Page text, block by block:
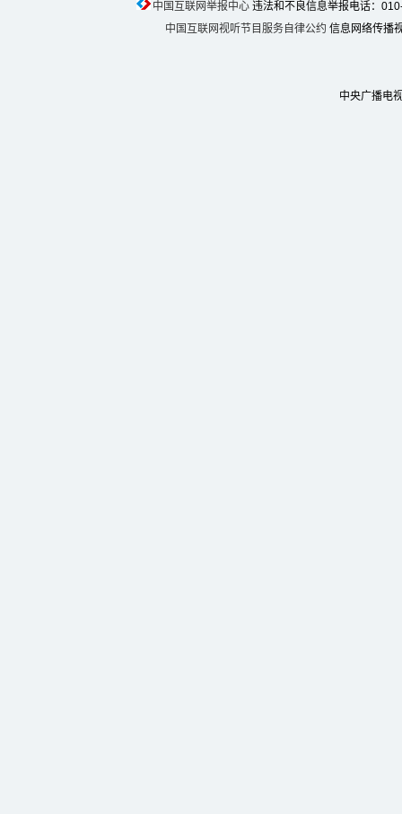
中国互联网举报中心违法和不良信息举报电话：
中国互联网视听节目服务自律公约 信息网络传播
中央广播电